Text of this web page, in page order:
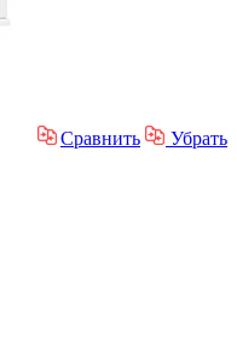
Сравнить
Убрать